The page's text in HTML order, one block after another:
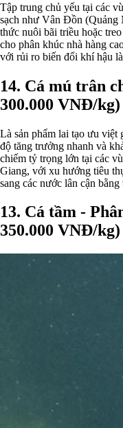
Tập trung chủ yếu tại các
sạch như Vân Đồn (Quảng
thức nuôi bãi triều hoặc
cho phân khúc nhà hàng
với rủi ro biến đổi khí hậu
14. Cá mú trân
300.000 VNĐ/kg)
Là sản phẩm lai tạo ưu việt
độ tăng trưởng nhanh và
chiếm tỷ trọng lớn tại các
Giang, với xu hướng tiêu
sang các nước lân cận
13. Cá tầm -
350.000 VNĐ/kg)